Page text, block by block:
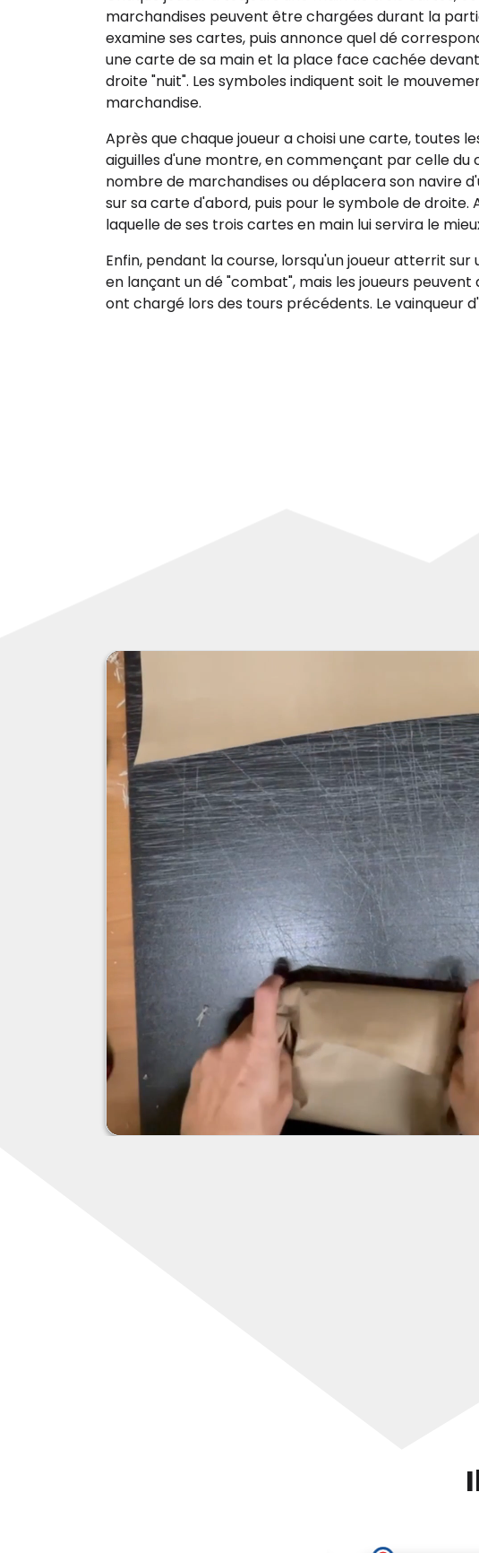
Chaque joueur a toujours une main de trois cartes,
marchandises peuvent être chargées durant la
examine ses cartes, puis annonce quel dé
une carte de sa main et la place face cachée
droite "nuit". Les symboles indiquent soit le
Après que chaque joueur a choisi une carte, toutes
aiguilles d'une montre, en commençant par celle du
nombre de marchandises ou déplacera son navire
sur sa carte d'abord, puis pour le symbole de droite.
Enfin, pendant la course, lorsqu'un joueur atterrit sur
en lançant un dé "combat", mais les joueurs peuvent